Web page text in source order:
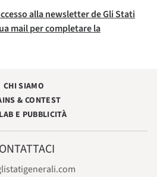
alla newsletter de Gli Stati
mail per completare la
CHI SIAMO
& CONTEST
E PUBBLICITÀ